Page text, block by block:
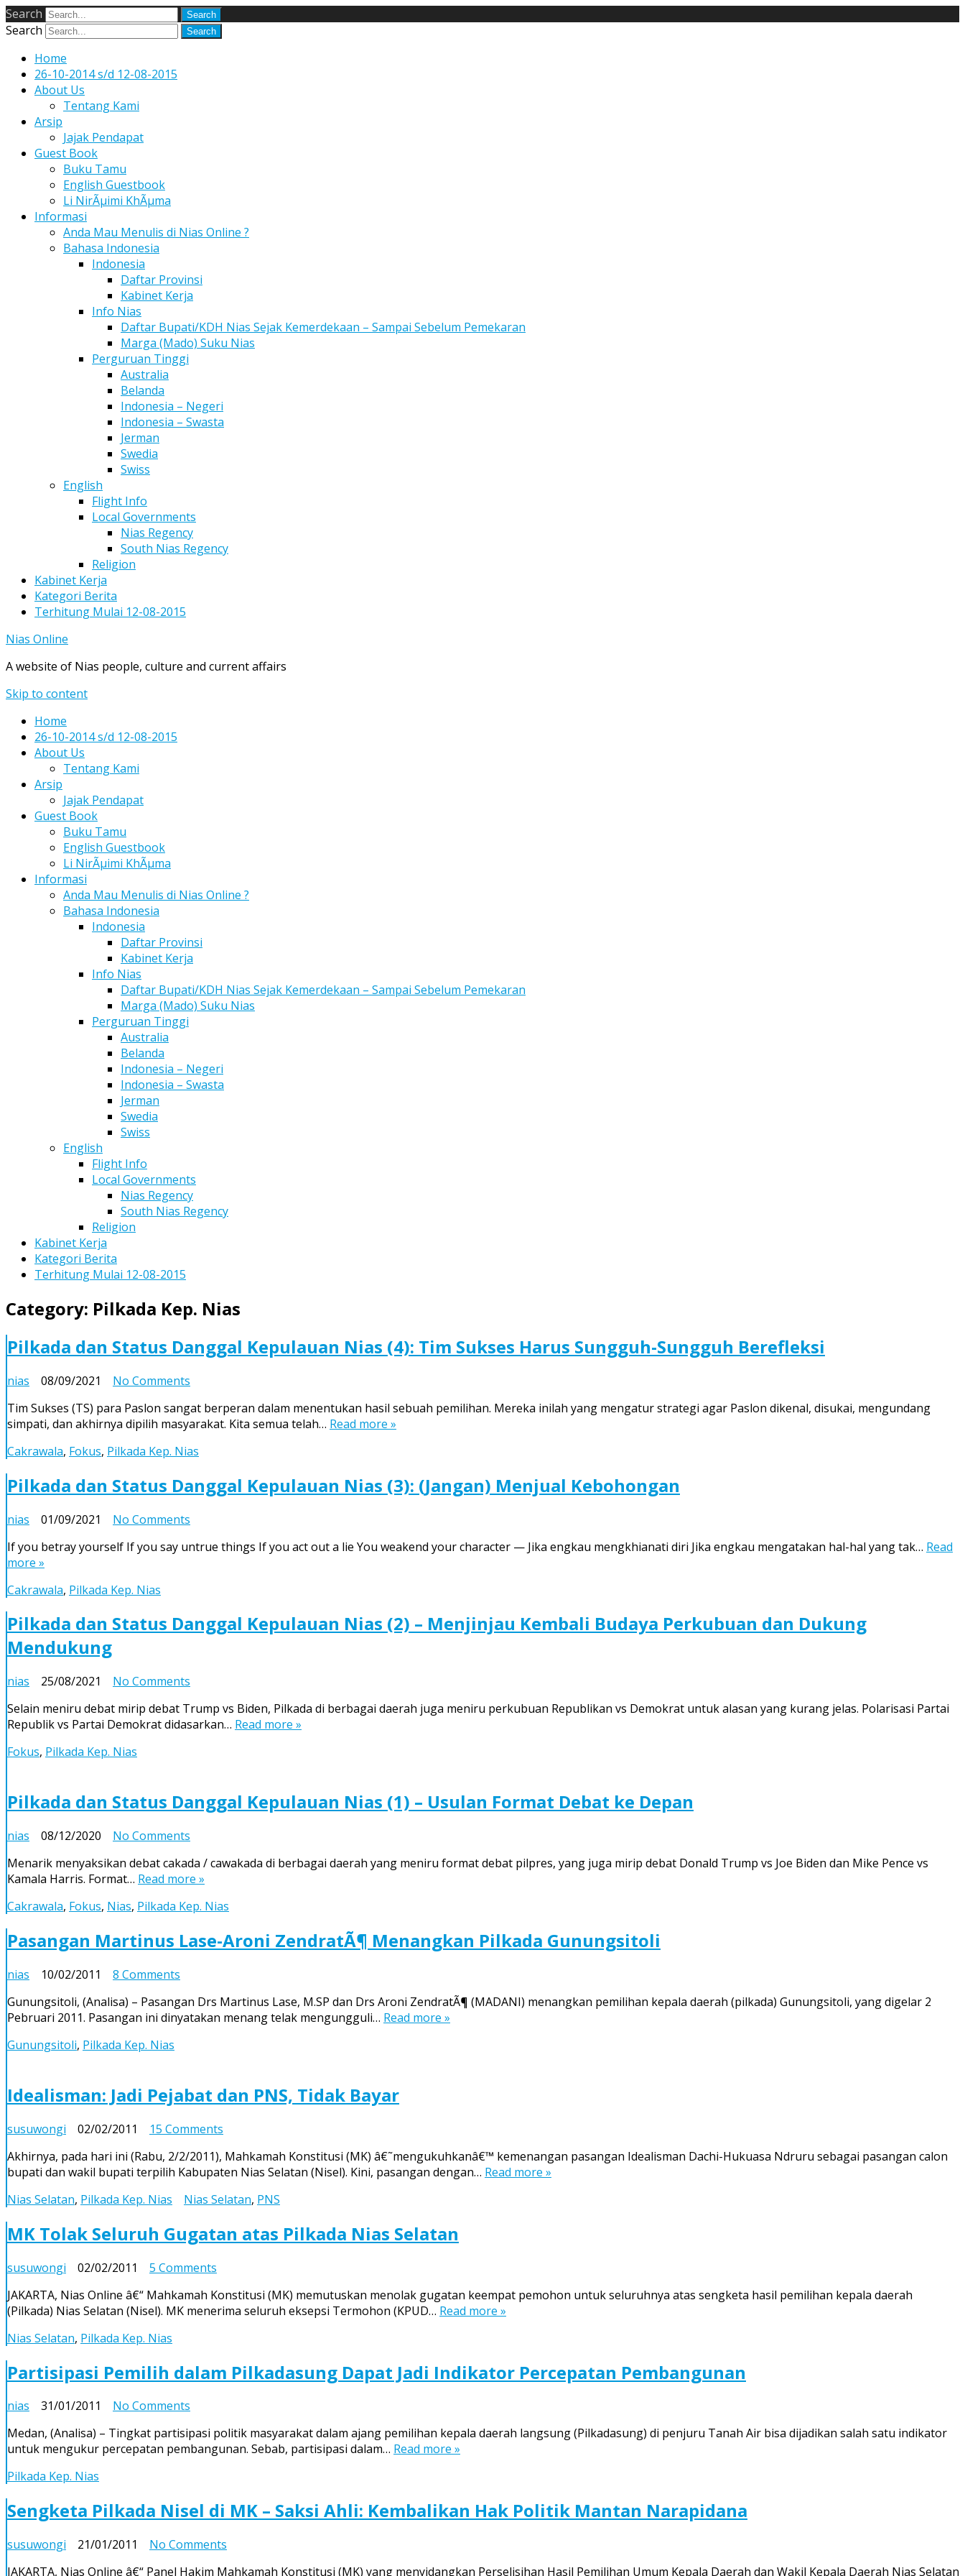
Search
Search
Home
26-10-2014 s/d 12-08-2015
About Us
Tentang Kami
Arsip
Jajak Pendapat
Guest Book
Buku Tamu
English Guestbook
Li NirÃµimi KhÃµma
Informasi
Anda Mau Menulis di Nias Online ?
Bahasa Indonesia
Indonesia
Daftar Provinsi
Kabinet Kerja
Info Nias
Daftar Bupati/KDH Nias Sejak Kemerdekaan – Sampai Sebelum Pemekaran
Marga (Mado) Suku Nias
Perguruan Tinggi
Australia
Belanda
Indonesia – Negeri
Indonesia – Swasta
Jerman
Swedia
Swiss
English
Flight Info
Local Governments
Nias Regency
South Nias Regency
Religion
Kabinet Kerja
Kategori Berita
Terhitung Mulai 12-08-2015
Nias Online
A website of Nias people, culture and current affairs
Skip to content
Home
26-10-2014 s/d 12-08-2015
About Us
Tentang Kami
Arsip
Jajak Pendapat
Guest Book
Buku Tamu
English Guestbook
Li NirÃµimi KhÃµma
Informasi
Anda Mau Menulis di Nias Online ?
Bahasa Indonesia
Indonesia
Daftar Provinsi
Kabinet Kerja
Info Nias
Daftar Bupati/KDH Nias Sejak Kemerdekaan – Sampai Sebelum Pemekaran
Marga (Mado) Suku Nias
Perguruan Tinggi
Australia
Belanda
Indonesia – Negeri
Indonesia – Swasta
Jerman
Swedia
Swiss
English
Flight Info
Local Governments
Nias Regency
South Nias Regency
Religion
Kabinet Kerja
Kategori Berita
Terhitung Mulai 12-08-2015
Category: Pilkada Kep. Nias
Pilkada dan Status Danggal Kepulauan Nias (4): Tim Sukses Harus Sungguh-Sungguh Berefleksi
nias 08/09/2021 No Comments
dan
Status
Kepulauan
(4):
Sukses
Sungguh-
Tim Sukses (TS) para Paslon sangat berperan dalam menentukan hasil sebuah pemilihan. Mereka inilah yang mengatur strategi agar Paslon dikenal, disukai, mengundang
simpati, dan akhirnya dipilih masyarakat. Kita semua telah… Read more »
Cakrawala, Fokus, Pilkada Kep. Nias
Pilkada dan Status Danggal Kepulauan Nias (3): (Jangan) Menjual Kebohongan
nias 01/09/2021 No Comments
dan
(3):
If you betray yourself If you say untrue things If you act out a lie You weakend your character — Jika engkau mengkhianati diri Jika engkau mengatakan hal-hal yang tak… Read
more »
Cakrawala, Pilkada Kep. Nias
Pilkada dan Status Danggal Kepulauan Nias (2) – Menjinjau Kembali Budaya Perkubuan dan Dukung
Mendukung
nias 25/08/2021 No Comments
dan
Status
–
Kembali
Perkubuan
dan
Dukung
Mendukung
Selain meniru debat mirip debat Trump vs Biden, Pilkada di berbagai daerah juga meniru perkubuan Republikan vs Demokrat untuk alasan yang kurang jelas. Polarisasi Partai
Republik vs Partai Demokrat didasarkan… Read more »
Fokus, Pilkada Kep. Nias
Pilkada dan Status Danggal Kepulauan Nias (1) – Usulan Format Debat ke Depan
nias 08/12/2020 No Comments
dan
Status
Danggal
Kepulauan
(1)
Debat
ke
Menarik menyaksikan debat cakada / cawakada di berbagai daerah yang meniru format debat pilpres, yang juga mirip debat Donald Trump vs Joe Biden dan Mike Pence vs
Kamala Harris. Format… Read more »
Cakrawala, Fokus, Nias, Pilkada Kep. Nias
Pasangan Martinus Lase-Aroni ZendratÃ¶ Menangkan Pilkada Gunungsitoli
nias 10/02/2011 8 Comments
Martinus
Lase-
Gunungsitoli
Gunungsitoli, (Analisa) – Pasangan Drs Martinus Lase, M.SP dan Drs Aroni ZendratÃ¶ (MADANI) menangkan pemilihan kepala daerah (pilkada) Gunungsitoli, yang digelar 2
Pebruari 2011. Pasangan ini dinyatakan menang telak mengungguli… Read more »
Gunungsitoli, Pilkada Kep. Nias
Idealisman: Jadi Pejabat dan PNS, Tidak Bayar
susuwongi 02/02/2011 15 Comments
Jadi
Pejabat
dan
PNS,
Bayar
Akhirnya, pada hari ini (Rabu, 2/2/2011), Mahkamah Konstitusi (MK) â€˜mengukuhkanâ€™ kemenangan pasangan Idealisman Dachi-Hukuasa Ndruru sebagai pasangan calon
bupati dan wakil bupati terpilih Kabupaten Nias Selatan (Nisel). Kini, pasangan dengan… Read more »
Nias Selatan, Pilkada Kep. Nias Nias Selatan, PNS
MK Tolak Seluruh Gugatan atas Pilkada Nias Selatan
susuwongi 02/02/2011 5 Comments
Tolak
Seluruh
Nias
JAKARTA, Nias Online â€“ Mahkamah Konstitusi (MK) memutuskan menolak gugatan keempat pemohon untuk seluruhnya atas sengketa hasil pemilihan kepala daerah
(Pilkada) Nias Selatan (Nisel). MK menerima seluruh eksepsi Termohon (KPUD… Read more »
Nias Selatan, Pilkada Kep. Nias
Partisipasi Pemilih dalam Pilkadasung Dapat Jadi Indikator Percepatan Pembangunan
nias 31/01/2011 No Comments
Pemilih
dalam
Jadi
Indikator
Pembangunan
Medan, (Analisa) – Tingkat partisipasi politik masyarakat dalam ajang pemilihan kepala daerah langsung (Pilkadasung) di penjuru Tanah Air bisa dijadikan salah satu indikator
untuk mengukur percepatan pembangunan. Sebab, partisipasi dalam… Read more »
Pilkada Kep. Nias
Sengketa Pilkada Nisel di MK – Saksi Ahli: Kembalikan Hak Politik Mantan Narapidana
susuwongi 21/01/2011 No Comments
JAKARTA, Nias Online â€“ Panel Hakim Mahkamah Konstitusi (MK) yang menyidangkan Perselisihan Hasil Pemilihan Umum Kepala Daerah dan Wakil Kepala Daerah Nias Selatan